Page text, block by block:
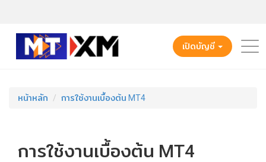
เปิดบัญชี
หน้าหลัก การใช้งานเบื้องต้น MT4
การใช้งานเบื้องต้น MT4